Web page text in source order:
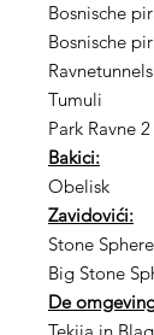
Bosnische
Bosnische
Ravnetunnels
Tumuli
Park Ravne 2
Bakici:
Obelisk
Zavidovići:
Stone
Big Stone
De